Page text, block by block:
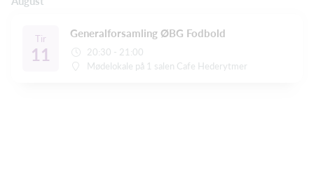
Tir
11
Generalforsamling ØBG Fodbold
20:30 - 21:00
Mødelokale på 1 salen Cafe Hederytmer